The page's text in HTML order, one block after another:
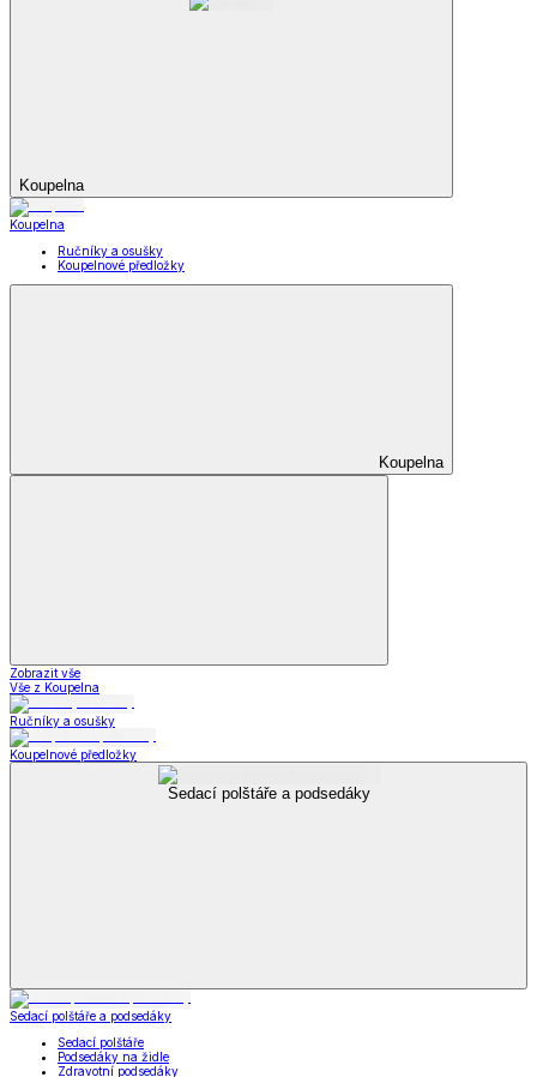
Koupelna
Koupelna
Ručníky a osušky
Koupelnové předložky
Koupelna
Zobrazit vše
Vše z Koupelna
Ručníky a osušky
Koupelnové předložky
Sedací polštáře a podsedáky
Sedací polštáře a podsedáky
Sedací polštáře
Podsedáky na židle
Zdravotní podsedáky